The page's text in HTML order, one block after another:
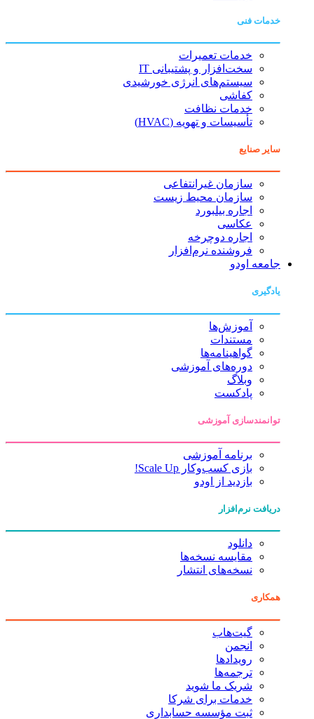
خدمات فنی
خدمات تعمیرات
سخت‌افزار و پشتیبانی IT
سیستم‌های انرژی خورشیدی
کفاشی
خدمات نظافت
تأسیسات و تهویه (HVAC)
سایر صنایع
سازمان غیرانتفاعی
سازمان محیط زیست
اجاره بیلبورد
عکاسی
اجاره دوچرخه
فروشنده نرم‌افزار
جامعه اودو
یادگیری
آموزش‌ها
مستندات
گواهینامه‌ها
دوره‌های آموزشی
وبلاگ
پادکست
توانمندسازی آموزشی
برنامه آموزشی
بازی کسب‌وکار Scale Up!
بازدید از اودو
دریافت نرم‌افزار
دانلود
مقایسه نسخه‌ها
نسخه‌های انتشار
همکاری
گیت‌هاب
انجمن
رویدادها
ترجمه‌ها
شریک ما شوید
خدمات برای شرکا
ثبت مؤسسه حسابداری